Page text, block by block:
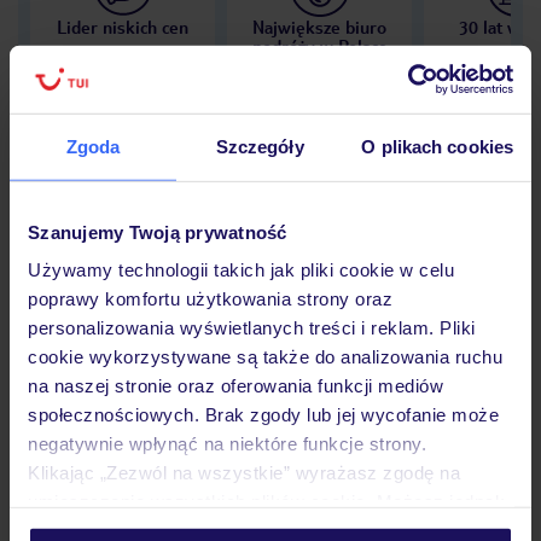
Zgoda Szczegóły O plikach cookies
Szanujemy Twoją prywatność
Używamy technologii takich jak pliki cookie w celu
poprawy komfortu użytkowania strony oraz
personalizowania wyświetlanych treści i reklam. Pliki
cookie wykorzystywane są także do analizowania ruchu
na naszej stronie oraz oferowania funkcji mediów
społecznościowych. Brak zgody lub jej wycofanie może
negatywnie wpłynąć na niektóre funkcje strony.
Klikając „Zezwól na wszystkie” wyrażasz zgodę na
personalizować swój wybór wchodząc w zakładkę
Lider niskich cen
Największe biuro
podróży w Polsce
30 lat w
Opinie
Pokoje
Wyżywienie